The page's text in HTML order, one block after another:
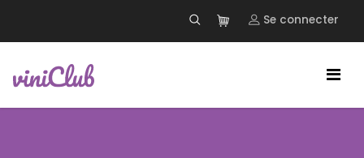
Se connecter